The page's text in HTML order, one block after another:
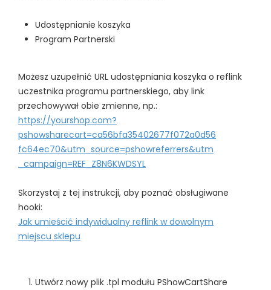
Udostępnianie koszyka
Program Partnerski
Możesz uzupełnić URL udostępniania koszyka o reflink
uczestnika programu partnerskiego, aby link
przechowywał obie zmienne, np.:
https://yourshop.com?
pshowsharecart=ca56bfa35402677f072a0d56
fc64ec70&utm_source=pshowreferrers&utm
_campaign=REF_Z8N6KWDSYL
Skorzystaj z tej instrukcji, aby poznać obsługiwane
hooki:
Jak umieścić indywidualny reflink w dowolnym
miejscu sklepu
Utwórz nowy plik .tpl modułu PShowCartShare